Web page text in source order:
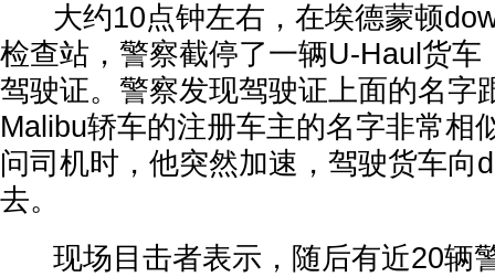
大约10点钟左右，在埃德蒙顿
检查站，警察截停了一辆U-Haul货车
驾驶证。警察发现驾驶证上面的名字
Malibu轿车的注册车主的名字非常相
问司机时，他突然加速，驾驶货车向
去。
现场目击者表示，随后有近20辆